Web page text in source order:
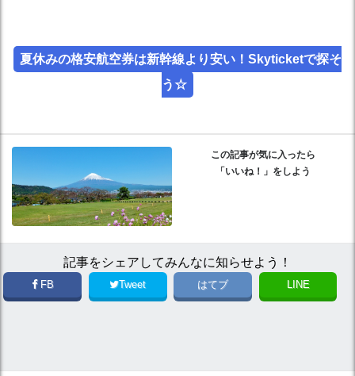
夏休みの格安航空券は新幹線より安い！Skyticketで探そ
う☆
この記事が気に入ったら
「いいね！」をしよう
記事をシェアしてみんなに知らせよう！
FB Tweet はてブ LINE